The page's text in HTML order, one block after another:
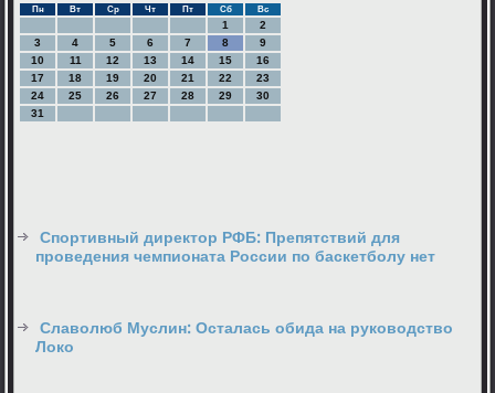
Пн Вт Ср Чт Пт Сб Вс
1
2
3
4 5 6 7 8
9
10
11 12 13 14 15
16
17
18 19 20 21 22
23
24
25 26 27 28 29
30
31
Спортивный директор РФБ: Препятствий для
проведения чемпионата России по баскетболу нет
Славолюб Муслин: Осталась обида на руководство
Локо